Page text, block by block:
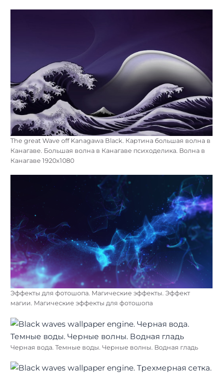
The great Wave off Kanagawa Black. Картина большая волна в
Канагаве. Большая волна в Канагаве психоделика. Волна в
Канагаве 1920х1080
Эффекты для фотошопа. Магические эффекты. Эффект
магии. Магические эффекты для фотошопа
Черная вода. Темные воды. Черные волны. Водная гладь